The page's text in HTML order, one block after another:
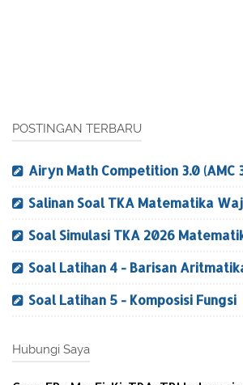
POSTINGAN TERBARU
Airyn Math Competition 3.0 (AMC
Salinan Soal TKA Matematika
Soal Simulasi TKA 2026
Soal Latihan 4 - Barisan
Soal Latihan 5 - Komposisi Fungsi
Hubungi Saya